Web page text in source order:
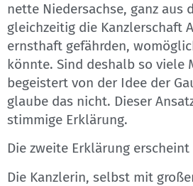
nette Niedersachse, ganz aus
gleichzeitig die Kanzlerschaft
ernsthaft gefährden,
könnte. Sind deshalb so viele
begeistert von der Idee der
glaube das nicht. Dieser
stimmige Erklärung.
Die zweite Erklärung
Die Kanzlerin, selbst mit